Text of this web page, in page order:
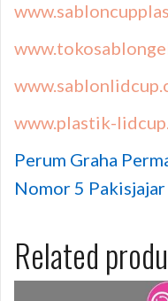
www.plastik-
Perum Graha
Nomor 5
Related